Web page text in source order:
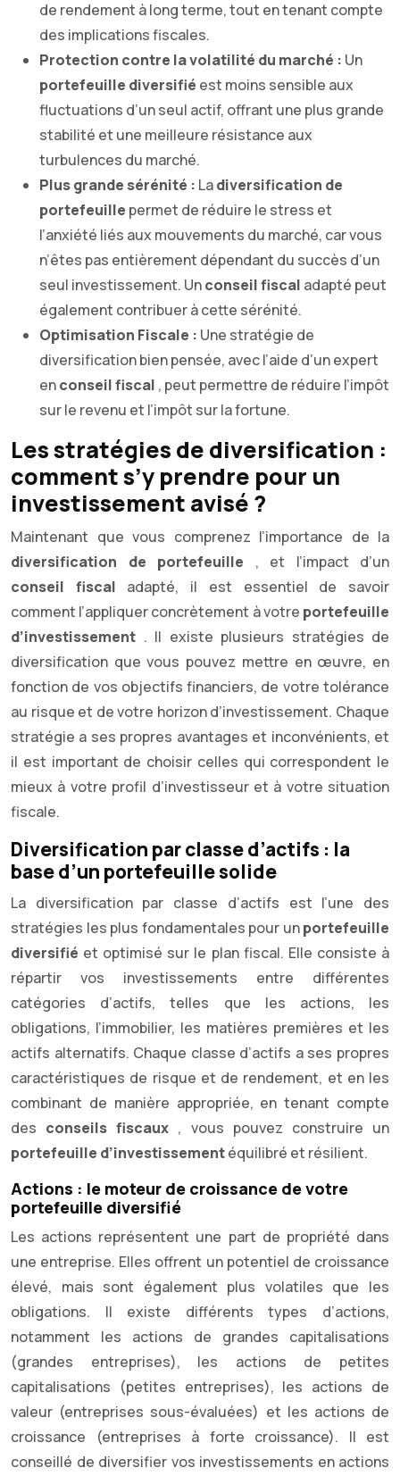
de rendement à long terme, tout en tenant compte
des implications fiscales.
Protection contre la volatilité du marché : Un
portefeuille diversifié est moins sensible aux
fluctuations d’un seul actif, offrant une plus grande
stabilité et une meilleure résistance aux
turbulences du marché.
Plus grande sérénité : Ladiversification de
portefeuille permet de réduire le stress et
l’anxiété liés aux mouvements du marché, car vous
n’êtes pas entièrement dépendant du succès d’un
seul investissement. Unconseil fiscal adapté peut
également contribuer à cette sérénité.
Optimisation Fiscale : Une stratégie de
diversification bien pensée, avec l’aide d’un expert
enconseil fiscal , peut permettre de réduire l’impôt
sur le revenu et l’impôt sur la fortune.
Les stratégies de diversification :
comment s’y prendre pour un
investissement avisé ?
Maintenant que vous comprenez l’importance de la
diversification de portefeuille , et l’impact d’un
conseil fiscal adapté, il est essentiel de savoir
comment l’appliquer concrètement à votre portefeuille
d’investissement . Il existe plusieurs stratégies de
diversification que vous pouvez mettre en œuvre, en
fonction de vos objectifs financiers, de votre tolérance
au risque et de votre horizon d’investissement. Chaque
stratégie a ses propres avantages et inconvénients, et
il est important de choisir celles qui correspondent le
mieux à votre profil d’investisseur et à votre situation
fiscale.
Diversification par classe d’actifs : la
base d’un portefeuille solide
La diversification par classe d’actifs est l’une des
stratégies les plus fondamentales pour unportefeuille
diversifié et optimisé sur le plan fiscal. Elle consiste à
répartir vos investissements entre différentes
catégories d’actifs, telles que les actions, les
obligations, l’immobilier, les matières premières et les
actifs alternatifs. Chaque classe d’actifs a ses propres
caractéristiques de risque et de rendement, et en les
combinant de manière appropriée, en tenant compte
des conseils fiscaux , vous pouvez construire un
portefeuille d’investissementéquilibré et résilient.
Actions : le moteur de croissance de votre
portefeuille diversifié
Les actions représentent une part de propriété dans
une entreprise. Elles offrent un potentiel de croissance
élevé, mais sont également plus volatiles que les
obligations. Il existe différents types d’actions,
notamment les actions de grandes capitalisations
(grandes entreprises), les actions de petites
capitalisations (petites entreprises), les actions de
valeur (entreprises sous-évaluées) et les actions de
croissance (entreprises à forte croissance). Il est
conseillé de diversifier vos investissements en actions